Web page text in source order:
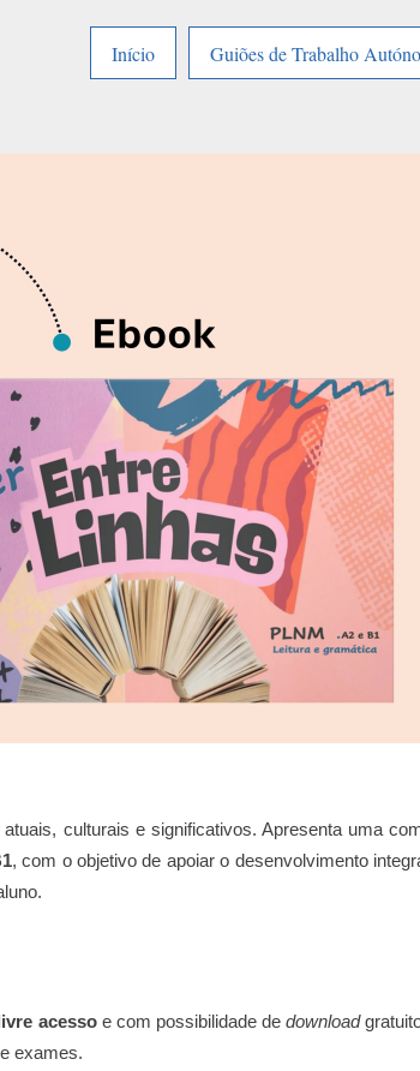
Início
Guiões de Trabalho
culturais e significativos. Apresenta uma
, com o objetivo de apoiar o desenvolvimento
acessoe com possibilidade de download
exames.